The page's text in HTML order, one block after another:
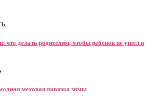
что делать родителям, чтобы ребенок не ушел в
меховая повязка зимы